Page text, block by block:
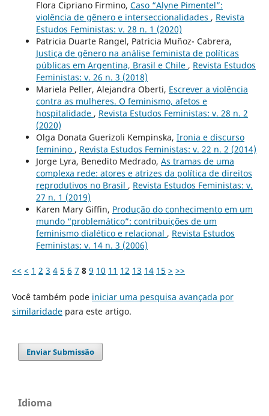
Flora Cipriano Firmino, Caso “Alyne Pimentel”:
violência de gênero e interseccionalidades , Revista
Estudos Feministas: v. 28 n. 1 (2020)
Patricia Duarte Rangel, Patricia Muñoz- Cabrera,
Justiça de gênero na análise feminista de políticas
públicas em Argentina, Brasil e Chile , Revista Estudos
Feministas: v. 26 n. 3 (2018)
Mariela Peller, Alejandra Oberti, Escrever a violência
contra as mulheres. O feminismo, afetos e
hospitalidade , Revista Estudos Feministas: v. 28 n. 2
(2020)
Olga Donata Guerizoli Kempinska, Ironia e discurso
feminino , Revista Estudos Feministas: v. 22 n. 2 (2014)
Jorge Lyra, Benedito Medrado, As tramas de uma
complexa rede: atores e atrizes da política de direitos
reprodutivos no Brasil , Revista Estudos Feministas: v.
27 n. 1 (2019)
Karen Mary Giffin, Produção do conhecimento em um
mundo “problemático”: contribuições de um
feminismo dialético e relacional , Revista Estudos
Feministas: v. 14 n. 3 (2006)
<< < 1 2 3 4 5 6 7 8 9 10 11 12 13 14 15 > >>
Você também pode iniciar uma pesquisa avançada por
similaridadepara este artigo.
Enviar Submissão
Idioma